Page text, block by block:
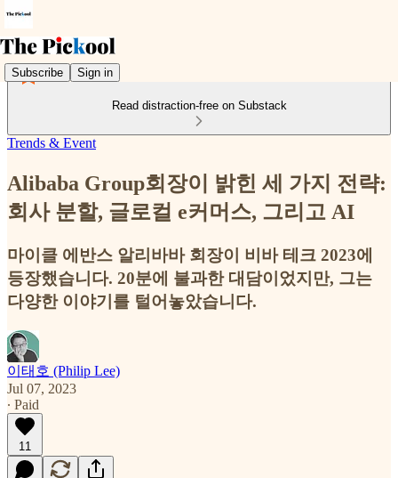
Subscribe Sign in
Read distraction-free on Substack
Trends & Event
Alibaba Group회장이 밝힌 세 가지 전략:
회사 분할, 글로컬 e커머스, 그리고 AI
마이클 에반스 알리바바 회장이 비바 테크 2023에
등장했습니다. 20분에 불과한 대담이었지만, 그는
다양한 이야기를 털어놓았습니다.
이태호 (Philip Lee)
Jul 07, 2023
∙ Paid
11